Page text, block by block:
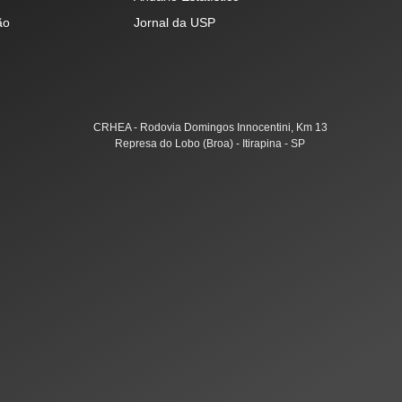
Jornal da USP
CRHEA - Rodovia Domingos Innocentini, Km 13
Represa do Lobo (Broa) - Itirapina - SP